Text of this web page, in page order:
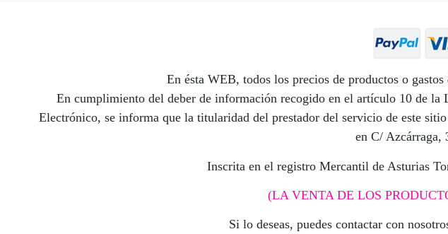
En ésta WEB, todos los precios de productos o
En cumplimiento del deber de información recogido en el artículo 10 de
Electrónico, se informa que la titularidad del prestador del servicio de este
en C/ Azcárraga,
Inscrita en el registro Mercantil de Asturias
(LA VENTA DE LOS
Si lo deseas, puedes contactar con